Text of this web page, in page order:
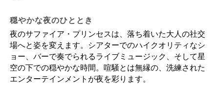
穏やかな夜のひととき
夜のサファイア・プリンセスは、落ち着いた大人の社交
場へと姿を変えます。シアターでのハイクオリティなシ
ョー、バーで奏でられるライブミュージック、そして星
空の下での穏やかな時間。喧騒とは無縁の、洗練された
エンターテインメントが夜を彩ります。